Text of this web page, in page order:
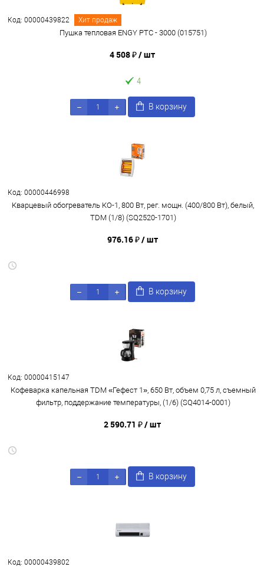
Код: 00000439822 Хит продаж
Пушка тепловая ENGY PTC - 3000 (015751)
4 508 ₽/ шт
4
В корзину
Код: 00000446998
Кварцевый обогреватель КО-1, 800 Вт, рег. мощн. (400/800 Вт), белый,
TDM (1/8) (SQ2520-1701)
976.16 ₽/ шт
В корзину
Код: 00000415147
Кофеварка капельная TDM «Гефест 1», 650 Вт, объем 0,75 л, съемный
фильтр, поддержание температуры, (1/6) (SQ4014-0001)
2 590.71 ₽/ шт
В корзину
Код: 00000439802